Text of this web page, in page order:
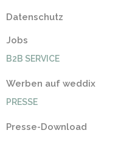
Datenschutz
Jobs
B2B SERVICE
Werben auf weddix
PRESSE
Presse-Download